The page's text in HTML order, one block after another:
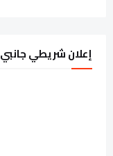
إعلان شريطي جانبي 2